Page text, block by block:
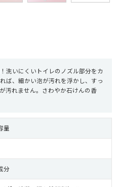
洗いにくいトイレのノズル部分をカ
ば、細かい泡が汚れを浮かし、すっ
汚れません。さわやか石けんの香
量
分